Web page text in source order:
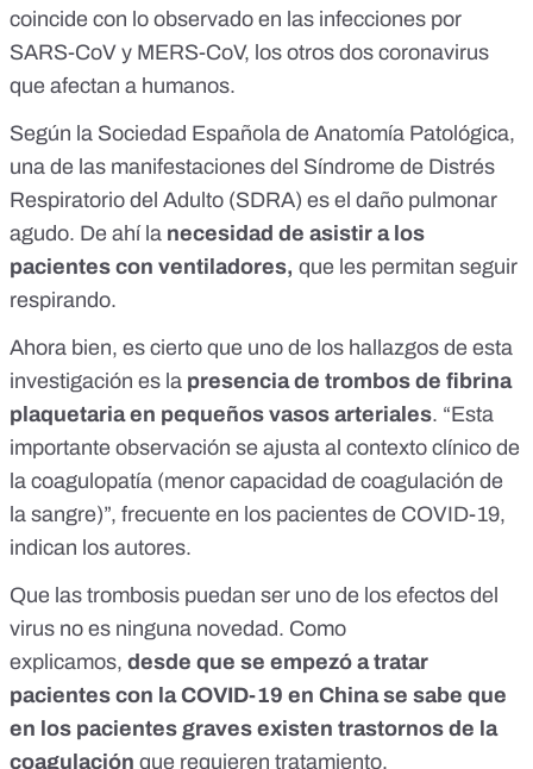
coincide con lo observado en las infecciones por
SARS-CoV y MERS-CoV, los otros dos coronavirus
que afectan a humanos.
Según la Sociedad Española de Anatomía Patológica,
una de las manifestaciones del Síndrome de Distrés
Respiratorio del Adulto (SDRA) es el daño pulmonar
agudo. De ahí la necesidad de asistir a los
pacientes con ventiladores, que les permitan seguir
respirando.
Ahora bien, es cierto que uno de los hallazgos de esta
investigación es la presencia de trombos de fibrina
plaquetaria en pequeños vasos arteriales. “Esta
importante observación se ajusta al contexto clínico de
la coagulopatía (menor capacidad de coagulación de
la sangre)”, frecuente en los pacientes de COVID-19,
indican los autores.
Que las trombosis puedan ser uno de los efectos del
virus no es ninguna novedad. Como
explicamos, desde que se empezó a tratar
pacientes con la COVID-19 en China se sabe que
en los pacientes graves existen trastornos de la
coagulación que requieren tratamiento.